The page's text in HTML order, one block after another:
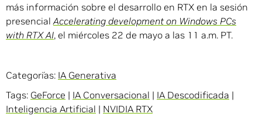
más información sobre el desarrollo en RTX en la sesión
presencialAccelerating development on Windows PCs
with RTX AI, el miércoles 22 de mayo a las 11 a.m. PT.
Categorías: IA Generativa
Tags: GeForce | IA Conversacional | IA Descodificada |
Inteligencia Artificial | NVIDIA RTX